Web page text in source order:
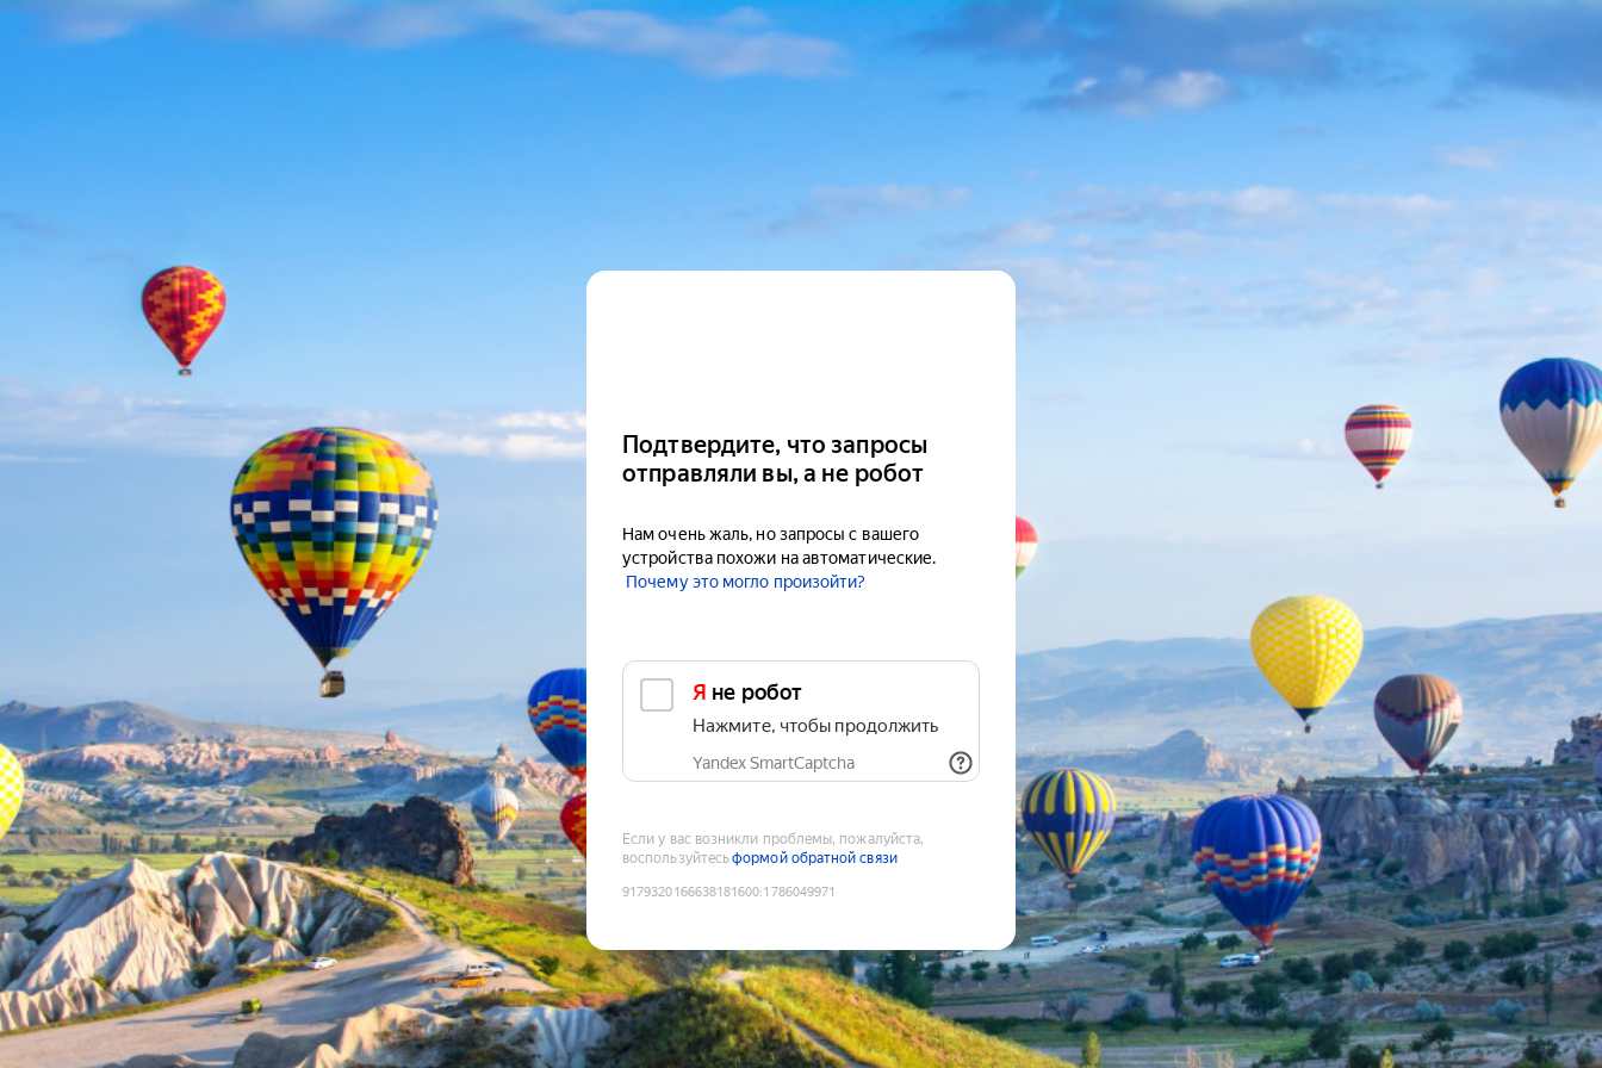
Подтвердите, что запросы
отправляли вы, а не робот
Нам очень жаль, но запросы с вашего
устройства похожи на автоматические.
Почему это могло произойти?
Я не робот
Нажмите, чтобы продолжить
Yandex SmartCaptcha
Если у вас возникли проблемы, пожалуйста,
воспользуйтесьформой обратной связи
9179320166638181600:1786049971